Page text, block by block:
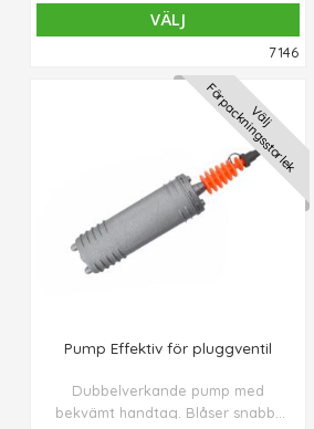
VÄLJ
7146
Välj
Förpackningsstorlek
Pump Effektiv för pluggventil
Dubbelverkande pump med
bekvämt handtag. Blåser snabbt